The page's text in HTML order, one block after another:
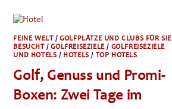
FEINE WELT/GOLFPLÄTZE UND CLUBS FÜR SIE
BESUCHT/GOLFREISEZIELE/ GOLFREISEZIELE
UND HOTELS / HOTELS / TOP HOTELS
Golf, Genuss und Promi-
Boxen: Zwei Tage im